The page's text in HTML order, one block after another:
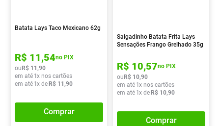
Batata Lays Taco Mexicano 62g
R$ 11,54no PIX
ouR$ 11 ,90
em até 1x nos cartões
em até 1x deR$ 11 ,90
Comprar
Salgadinho Batata Frita Lays
Sensações Frango Grelhado 35g
R$ 10,57no PIX
ouR$ 10,90
em até 1x nos cartões
em até 1x deR$ 10,90
Comprar